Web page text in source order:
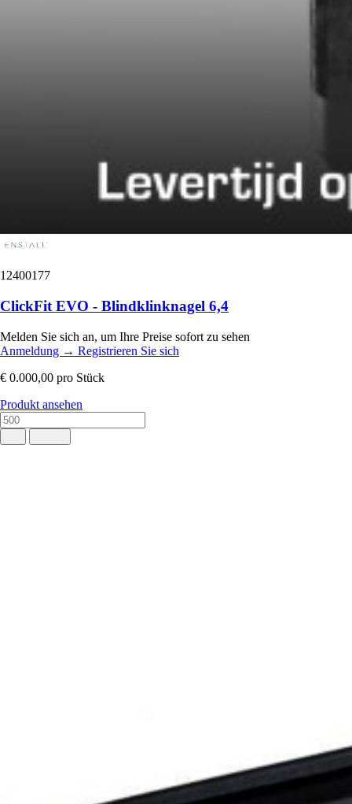
12400177
ClickFit EVO - Blindklinknagel 6,4
Melden Sie sich an, um Ihre Preise sofort zu sehen
Anmeldung → Registrieren Sie sich
€ 0.000,00 pro Stück
Produkt ansehen